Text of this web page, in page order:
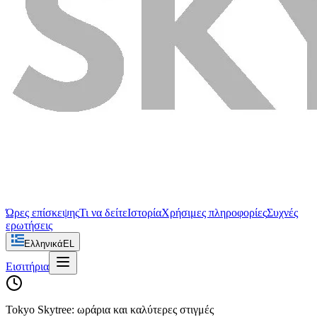
Ώρες επίσκεψηςΤι να δείτεΙστορίαΧρήσιμες πληροφορίεςΣυχνές
ερωτήσεις
Ελληνικά EL
Εισιτήρια
Tokyo Skytree: ωράρια και καλύτερες στιγμές